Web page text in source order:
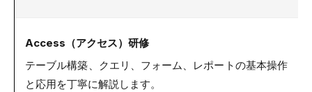
Access（アクセス）研修
テーブル構築、クエリ、フォーム、レポートの基本操作
と応用を丁寧に解説します。